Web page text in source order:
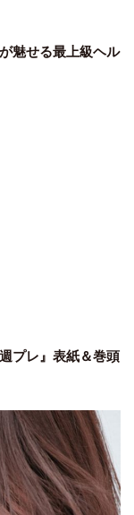
魅せる最上級ヘル
プレ』表紙＆巻頭